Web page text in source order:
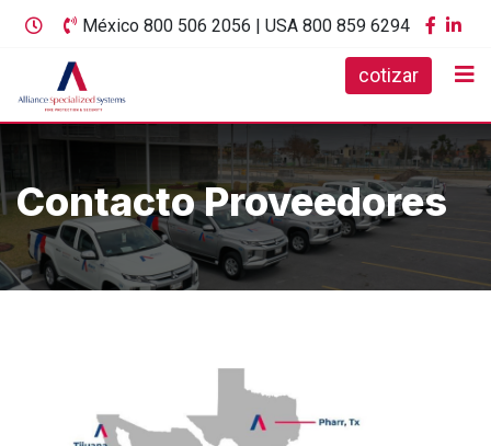
México 800 506 2056 | USA 800 859 6294
cotizar
Contacto Proveedores